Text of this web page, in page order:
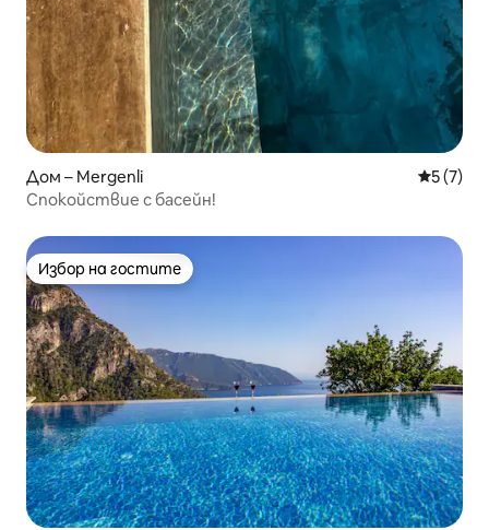
Дом – Mergenli Средна
5 (7)
Спокойствие с басейн!
Избор на гостите
Избор на гостите